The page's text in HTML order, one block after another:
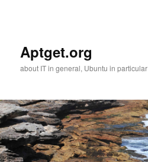
Aptget.org
about IT in general, Ubuntu in particular